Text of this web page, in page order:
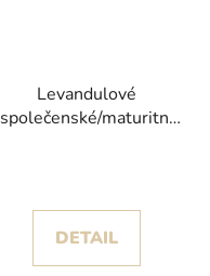
Levandulové
společenské/maturitní
DETAIL